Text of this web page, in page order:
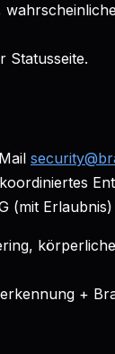
Statusseite.
(mit Erlaubnis)
+